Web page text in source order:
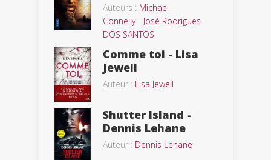
Auteurs : Michael
Connelly- José Rodrigues
DOS SANTOS
Comme toi - Lisa
Jewell
Auteur : Lisa Jewell
Shutter Island -
Dennis Lehane
Auteur : Dennis Lehane